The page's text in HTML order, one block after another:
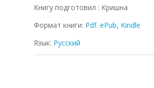
Книгу подготовил : Кришна
Формат книги: Pdf. ePub, Kindle
Язык: Русский